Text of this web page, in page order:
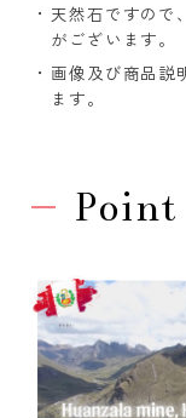
天然石ですので
がございます。
画像及び商品説
ます。
Point